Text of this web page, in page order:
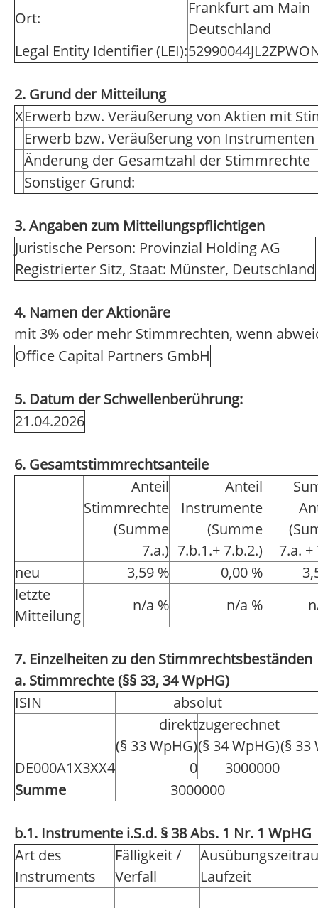
Ort:
Frankfurt am Main
Deutschland
Legal Entity Identifier (LEI):
2. Grund der Mitteilung
XErwerb bzw. Veräußerung von Aktien mit
Erwerb bzw. Veräußerung von Instrumenten
Änderung der Gesamtzahl der Stimmrechte
Sonstiger Grund:
3. Angaben zum Mitteilungspflichtigen
Juristische Person: Provinzial Holding AG
Registrierter Sitz, Staat: Münster, Deutschland
4. Namen der Aktionäre
mit 3% oder mehr Stimmrechten, wenn
Office Capital Partners GmbH
5. Datum der Schwellenberührung:
21.04.2026
6. Gesamtstimmrechtsanteile
Anteil
Stimmrechte
(Summe
7.a.)
Anteil
Instrumente
(Summe
7.b.1.+ 7.b.2.)
7.a. +
neu
3,59 % 0,00 %
letzte
Mitteilung
n/a % n/a %
7. Einzelheiten zu den Stimmrechtsbeständen
a. Stimmrechte (§§ 33, 34 WpHG)
ISIN
absolut
direkt
(§ 33 WpHG)
zugerechnet
(§ 34 WpHG)(§ 33
DE000A1X3XX4
0
3000000
Summe
3000000
b.1. Instrumente i.S.d. § 38 Abs. 1 Nr. 1 WpHG
Art des
Instruments
Fälligkeit /
Verfall
Laufzeit